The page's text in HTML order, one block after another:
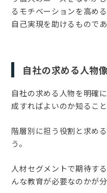
るモチベーションを高め
自己実現を助けるもので
自社の求める人物
自社の求める人物を明確
成すればよいのか知ること
階層別に担う役割と求め
う。
人材セグメントで期待す
んな教育が必要なのかが分